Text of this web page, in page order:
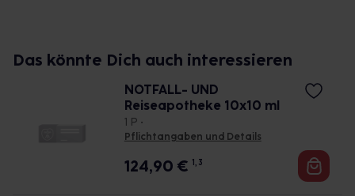
Das könnte Dich auch interessieren
NOTFALL- UND
Reiseapotheke 10x10 ml
1 P •
Pflichtangaben und Details
124,90 € 1, 3